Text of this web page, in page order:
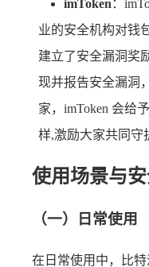
imToken ：
业的安全机构对钱
建立了安全漏洞奖
现并报告安全漏洞
家，imToken 会给
样,激励大家共同守
使用场景与
（一）日常使用
在日常使用中，比